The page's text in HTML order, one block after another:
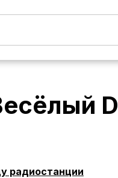
радиостанции